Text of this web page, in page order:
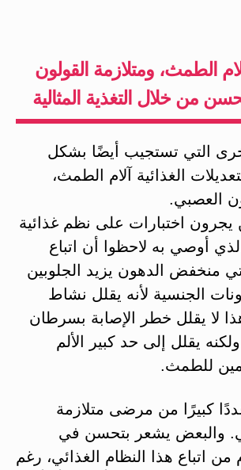
الطمث، ومتلازمة القولون
من خلال التغذية المثالية
التي تستجيب أيضًا بشكل
الغذائية آلام الطمث،
العصبي.
يجرون اختبارات على نظم غذائية
أوصي به لاحظوا أن اتباع
منخفض الدهون يزيد الجلوبين
الجنسية لأنه يقلل نشاط
لا يقلل خطر الإصابة بسرطان
يقلل إلى حد كبير الألم
للطمث.
كبيرًا من مرضى متلازمة
والبعض يشعر بتحسن في
من اتباع هذا النظام الغذائي، رغم